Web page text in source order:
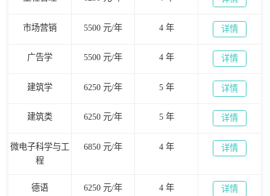
市场营销 5500 元/年 4 年 详情
广告学 5500 元/年 4 年 详情
建筑学 6250 元/年 5 年 详情
建筑类 6250 元/年 5 年 详情
微电子科学与工
程
6850 元/年 4 年 详情
德语 6250 元/年 4 年 详情